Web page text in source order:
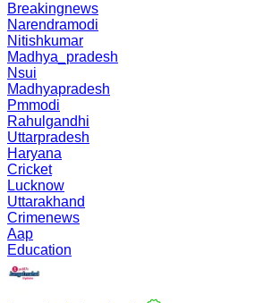
Breakingnews
Narendramodi
Nitishkumar
Madhya_pradesh
Nsui
Madhyapradesh
Pmmodi
Rahulgandhi
Uttarpradesh
Haryana
Cricket
Lucknow
Uttarakhand
Crimenews
Aap
Education